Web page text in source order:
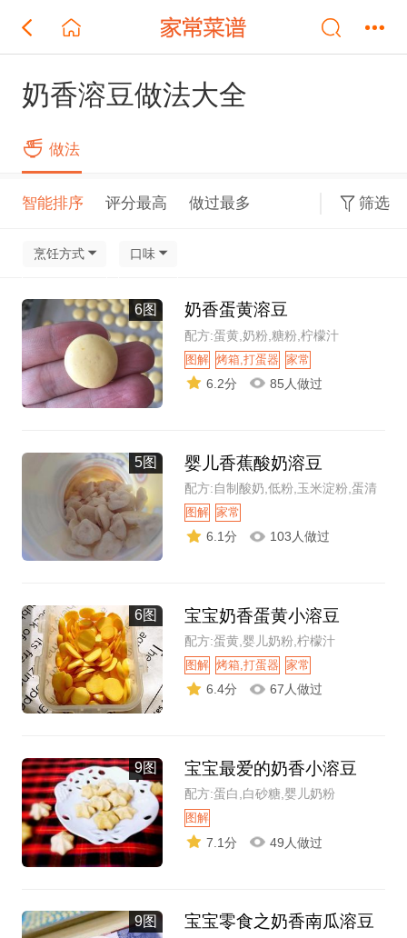
奶香溶豆做法大全
做法
智能排序 评分最高 做过最多 筛选
烹饪方式 口味
6图 奶香蛋黄溶豆
配方:蛋黄,奶粉,糖粉,柠檬汁
图解 烤箱,打蛋器 家常
6.2分 85人做过
5图 婴儿香蕉酸奶溶豆
配方:自制酸奶,低粉,玉米淀粉,蛋清
图解 家常
6.1分 103人做过
6图 宝宝奶香蛋黄小溶豆
配方:蛋黄,婴儿奶粉,柠檬汁
图解 烤箱,打蛋器 家常
6.4分 67人做过
9图 宝宝最爱的奶香小溶豆
配方:蛋白,白砂糖,婴儿奶粉
图解
7.1分 49人做过
9图 宝宝零食之奶香南瓜溶豆